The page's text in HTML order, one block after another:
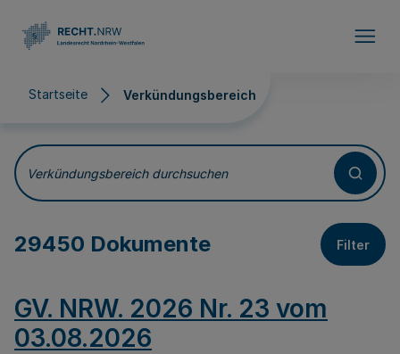
Startseite Verkündungsbereich
Verkündungsbereich
Verkündungsbereich durchsuchen
29450 Dokumente Filter
GV. NRW. 2026 Nr. 23 vom
03.08.2026